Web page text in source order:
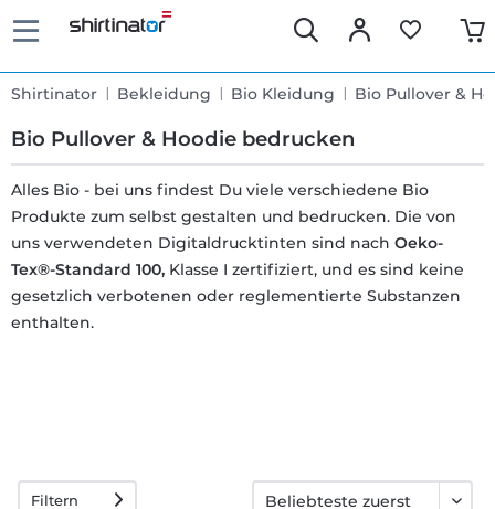
Shirtinator Bekleidung Bio Kleidung Bio Pullover &
Bio Pullover & Hoodie bedrucken
Schnelle
Lieferung
30 Tage
Alles Bio - bei uns findest Du viele verschiedene Bio
Produkte zum selbst gestalten und bedrucken. Die von
uns verwendeten Digitaldrucktinten sind nach Oeko-
Tex®-Standard 100, Klasse I zertifiziert, und es sind keine
gesetzlich verbotenen oder reglementierte Substanzen
enthalten.
Filtern